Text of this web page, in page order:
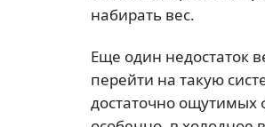
набирать вес.
Еще один недостаток
перейти на такую
достаточно ощутимых